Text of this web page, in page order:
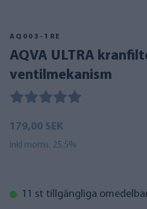
AQ003-1RE
AQVA ULTRA kranfilter reservdel,
ventilmekanism
179,00 SEK
inkl moms. 25.5%
11 st tillgängliga